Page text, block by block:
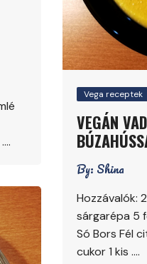
Vega receptek
VEGÁN
By: Shina
Hozzávalók:
sárgarépa 5
Só Bors Fél
cukor 1 kis ….